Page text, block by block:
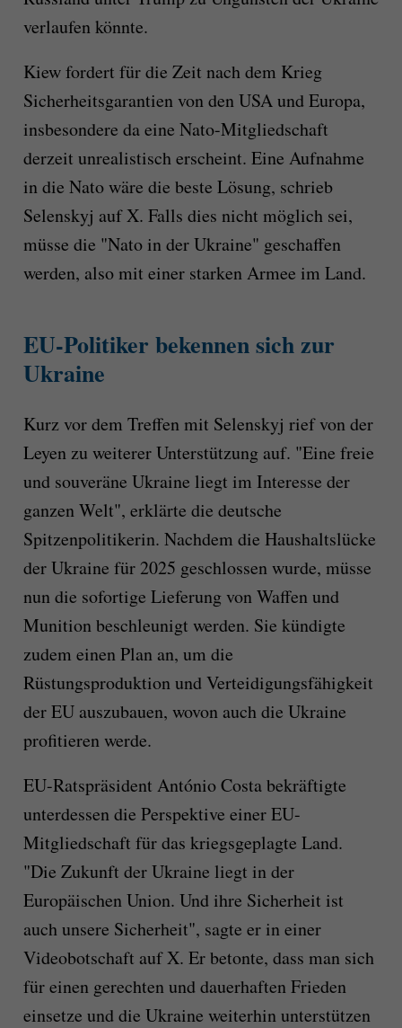
verlaufen könnte.
Kiew fordert für die Zeit nach dem Krieg
Sicherheitsgarantien von den USA und Europa,
insbesondere da eine Nato-Mitgliedschaft
derzeit unrealistisch erscheint. Eine Aufnahme
in die Nato wäre die beste Lösung, schrieb
Selenskyj auf X. Falls dies nicht möglich sei,
müsse die "Nato in der Ukraine" geschaffen
werden, also mit einer starken Armee im Land.
EU-Politiker bekennen sich zur
Ukraine
Kurz vor dem Treffen mit Selenskyj rief von der
Leyen zu weiterer Unterstützung auf. "Eine freie
und souveräne Ukraine liegt im Interesse der
ganzen Welt", erklärte die deutsche
Spitzenpolitikerin. Nachdem die Haushaltslücke
der Ukraine für 2025 geschlossen wurde, müsse
nun die sofortige Lieferung von Waffen und
Munition beschleunigt werden. Sie kündigte
zudem einen Plan an, um die
Rüstungsproduktion und Verteidigungsfähigkeit
der EU auszubauen, wovon auch die Ukraine
profitieren werde.
EU-Ratspräsident António Costa bekräftigte
unterdessen die Perspektive einer EU-
Mitgliedschaft für das kriegsgeplagte Land.
"Die Zukunft der Ukraine liegt in der
Europäischen Union. Und ihre Sicherheit ist
auch unsere Sicherheit", sagte er in einer
Videobotschaft auf X. Er betonte, dass man sich
für einen gerechten und dauerhaften Frieden
einsetze und die Ukraine weiterhin unterstützen